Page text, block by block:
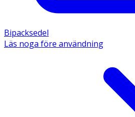
Bipacksedel
Läs noga före användning